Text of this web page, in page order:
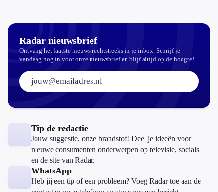
Radar nieuwsbrief
Ontvang het laatste nieuws rechtstreeks in je inbox. Schrijf je
vandaag nog in voor onze nieuwsbrief en blijf altijd op de hoogte!
E-mailadres:
Tip de redactie
Jouw suggestie, onze brandstof! Deel je ideeën voor
nieuwe consumenten onderwerpen op televisie, socials
en de site van Radar.
WhatsApp
Heb jij een tip of een probleem? Voeg Radar toe aan de